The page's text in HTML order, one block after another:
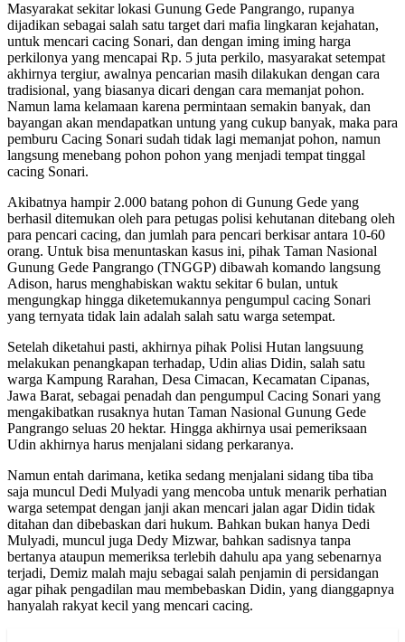
Masyarakat sekitar lokasi Gunung Gede Pangrango, rupanya
dijadikan sebagai salah satu target dari mafia lingkaran kejahatan,
untuk mencari cacing Sonari, dan dengan iming iming harga
perkilonya yang mencapai Rp. 5 juta perkilo, masyarakat setempat
akhirnya tergiur, awalnya pencarian masih dilakukan dengan cara
tradisional, yang biasanya dicari dengan cara memanjat pohon.
Namun lama kelamaan karena permintaan semakin banyak, dan
bayangan akan mendapatkan untung yang cukup banyak, maka para
pemburu Cacing Sonari sudah tidak lagi memanjat pohon, namun
langsung menebang pohon pohon yang menjadi tempat tinggal
cacing Sonari.
Akibatnya hampir 2.000 batang pohon di Gunung Gede yang
berhasil ditemukan oleh para petugas polisi kehutanan ditebang oleh
para pencari cacing, dan jumlah para pencari berkisar antara 10-60
orang. Untuk bisa menuntaskan kasus ini, pihak Taman Nasional
Gunung Gede Pangrango (TNGGP) dibawah komando langsung
Adison, harus menghabiskan waktu sekitar 6 bulan, untuk
mengungkap hingga diketemukannya pengumpul cacing Sonari
yang ternyata tidak lain adalah salah satu warga setempat.
Setelah diketahui pasti, akhirnya pihak Polisi Hutan langsuung
melakukan penangkapan terhadap, Udin alias Didin, salah satu
warga Kampung Rarahan, Desa Cimacan, Kecamatan Cipanas,
Jawa Barat, sebagai penadah dan pengumpul Cacing Sonari yang
mengakibatkan rusaknya hutan Taman Nasional Gunung Gede
Pangrango seluas 20 hektar. Hingga akhirnya usai pemeriksaan
Udin akhirnya harus menjalani sidang perkaranya.
Namun entah darimana, ketika sedang menjalani sidang tiba tiba
saja muncul Dedi Mulyadi yang mencoba untuk menarik perhatian
warga setempat dengan janji akan mencari jalan agar Didin tidak
ditahan dan dibebaskan dari hukum. Bahkan bukan hanya Dedi
Mulyadi, muncul juga Dedy Mizwar, bahkan sadisnya tanpa
bertanya ataupun memeriksa terlebih dahulu apa yang sebenarnya
terjadi, Demiz malah maju sebagai salah penjamin di persidangan
agar pihak pengadilan mau membebaskan Didin, yang dianggapnya
hanyalah rakyat kecil yang mencari cacing.